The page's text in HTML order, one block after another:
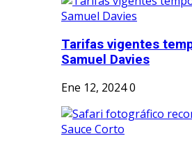
Tarifas vigentes
Samuel Davies
Ene 12, 20240